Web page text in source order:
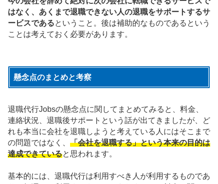
はなく、あくまで退職できない人の退職をサポートするサ
ービスであるということ。後は補助的なものであるという
ことは考えておく必要があります。
懸念点のまとめと考察
退職代行Jobsの懸念点に関してまとめてみると、料金、
連絡状況、退職後サポートという話が出てきましたが、ど
れも本当に会社を退職しようと考えている人にはそこまで
の問題ではなく、 「会社を退職する」という本来の目的は
達成できていると思われます。
基本的には、退職代行は利用すべき人が利用するものであ